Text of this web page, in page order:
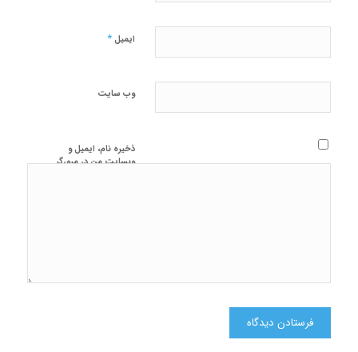
ایمیل*
وب‌ سایت
ذخیره نام، ایمیل و
وبسایت من در مرورگر